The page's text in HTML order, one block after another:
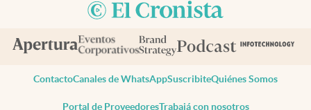
ContactoCanales de WhatsAppSuscribiteQuiénes Somos
Portal de ProveedoresTrabajá con nosotros